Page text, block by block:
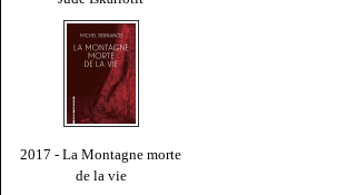
2017 - La Montagne morte
de la vie